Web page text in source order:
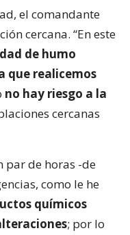
el comandante
cercana. “En este
de humo
que realicemos
no hay riesgo a la
cercanas
par de horas -de
como le he
químicos
; por lo